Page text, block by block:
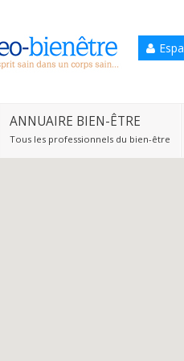
ANNUAIRE BIEN-ÊTRE
Tous les professionnels du bien-être